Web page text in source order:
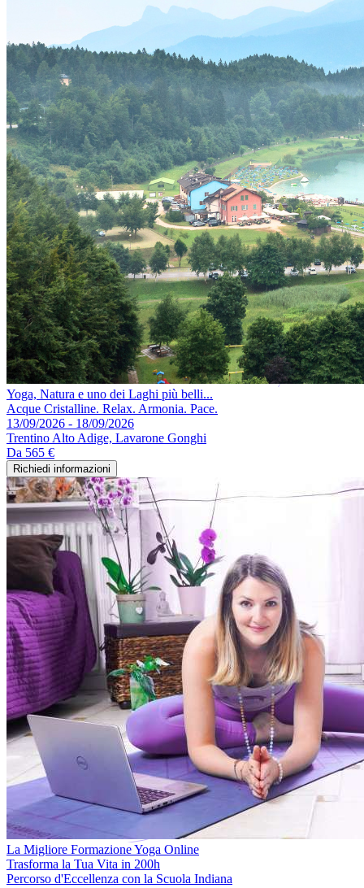
Yoga, Natura e uno dei Laghi più belli...
Acque Cristalline. Relax. Armonia. Pace.
13/09/2026 - 18/09/2026
Trentino Alto Adige, Lavarone Gonghi
Da 565 €
Richiedi informazioni
La Migliore Formazione Yoga Online
Trasforma la Tua Vita in 200h
Percorso d'Eccellenza con la Scuola Indiana